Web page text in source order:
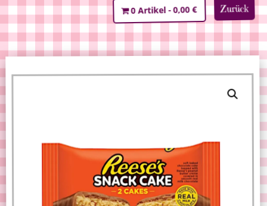
Zurück
0 Artikel 0,00 €